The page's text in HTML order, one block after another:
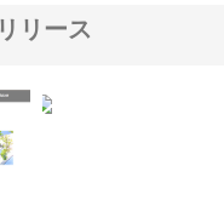
リース